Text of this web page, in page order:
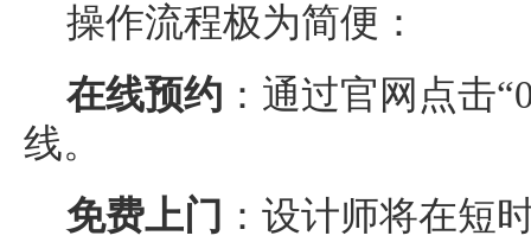
操作流程极为简便：
在线预约 ：通过官网点击
线。
免费上门 ：设计师将在短